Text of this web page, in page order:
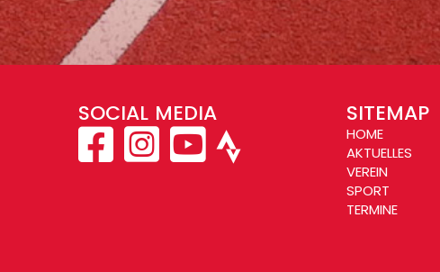
SOCIAL MEDIA SITEMAP
HOME
AKTUELLES
VEREIN
SPORT
TERMINE